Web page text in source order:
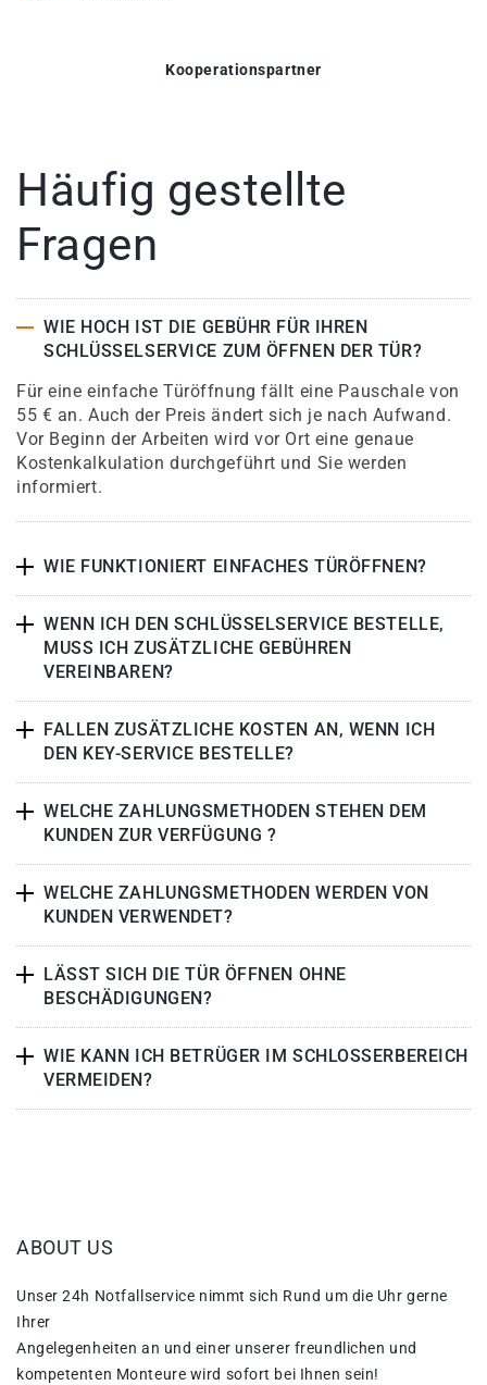
Kooperationspartner
Häufig gestellte
Fragen
WIE HOCH IST DIE GEBÜHR FÜR IHREN
SCHLÜSSELSERVICE ZUM ÖFFNEN DER TÜR?
Für eine einfache Türöffnung fällt eine Pauschale von
55 € an. Auch der Preis ändert sich je nach Aufwand.
Vor Beginn der Arbeiten wird vor Ort eine genaue
Kostenkalkulation durchgeführt und Sie werden
informiert.
WIE FUNKTIONIERT EINFACHES TÜRÖFFNEN?
WENN ICH DEN SCHLÜSSELSERVICE BESTELLE,
MUSS ICH ZUSÄTZLICHE GEBÜHREN
VEREINBAREN?
FALLEN ZUSÄTZLICHE KOSTEN AN, WENN ICH
DEN KEY-SERVICE BESTELLE?
WELCHE ZAHLUNGSMETHODEN STEHEN DEM
KUNDEN ZUR VERFÜGUNG ?
WELCHE ZAHLUNGSMETHODEN WERDEN VON
KUNDEN VERWENDET?
LÄSST SICH DIE TÜR ÖFFNEN OHNE
BESCHÄDIGUNGEN?
WIE KANN ICH BETRÜGER IM SCHLOSSERBEREICH
VERMEIDEN?
ABOUT US
Unser 24h Notfallservice nimmt sich Rund um die Uhr gerne
Ihrer
Angelegenheiten an und einer unserer freundlichen und
kompetenten Monteure wird sofort bei Ihnen sein!